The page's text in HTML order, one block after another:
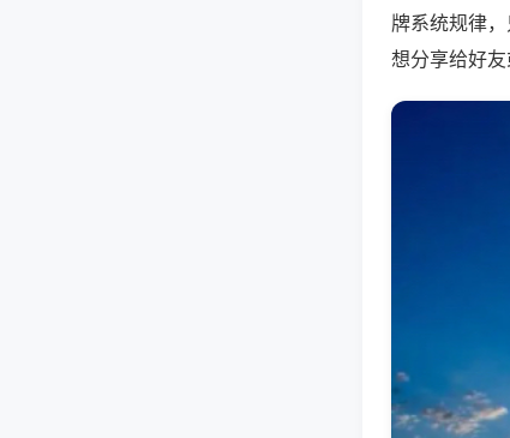
牌系统规律
想分享给好友